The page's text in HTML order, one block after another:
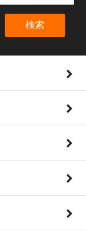
検索